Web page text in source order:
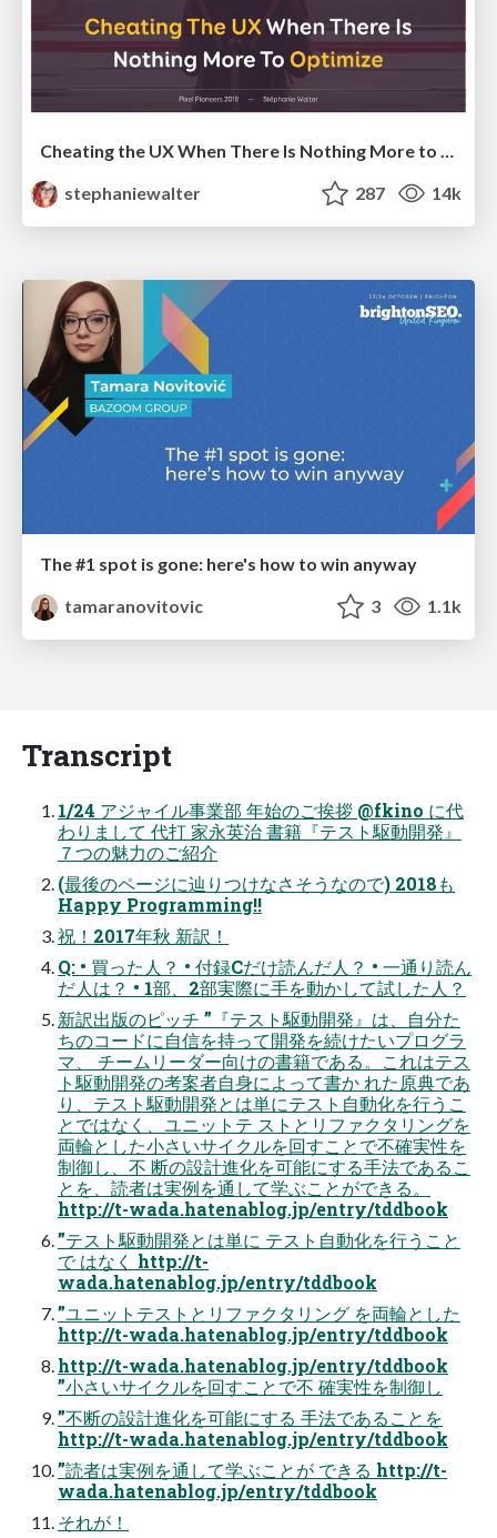
stephaniewalter
287 14k
The #1 spot is gone: here's how to win anyway
tamaranovitovic
3 1.1k
Transcript
1/24 アジャイル事業部 年始のご挨拶 @fkino に代
わりまして 代打 家永英治 書籍『テスト駆動開発』
７つの魅力のご紹介
(最後のページに辿りつけなさそうなので) 2018も
Happy Programming!!
祝！2017年秋 新訳！
Q: • 買った人？ • 付録Cだけ読んだ人？ • 一通り読ん
だ人は？ • 1部、2部実際に手を動かして試した人？
新訳出版のピッチ ”『テスト駆動開発』は、自分た
ちのコードに自信を持って開発を続けたいプログラ
マ、 チームリーダー向けの書籍である。これはテス
ト駆動開発の考案者自身によって書か れた原典であ
り、テスト駆動開発とは単にテスト自動化を行うこ
とではなく、ユニットテ ストとリファクタリングを
両輪とした小さいサイクルを回すことで不確実性を
制御し、不 断の設計進化を可能にする手法であるこ
とを、読者は実例を通して学ぶことができる。
http://t-wada.hatenablog.jp/entry/tddbook
”テスト駆動開発とは単に テスト自動化を行うこと
で はなく http://t-
wada.hatenablog.jp/entry/tddbook
”ユニットテストとリファクタリング を両輪とした
http://t-wada.hatenablog.jp/entry/tddbook
http://t-wada.hatenablog.jp/entry/tddbook
”小さいサイクルを回すことで不 確実性を制御し
”不断の設計進化を可能にする 手法であることを
http://t-wada.hatenablog.jp/entry/tddbook
”読者は実例を通して学ぶことが できる http://t-
wada.hatenablog.jp/entry/tddbook
それが！